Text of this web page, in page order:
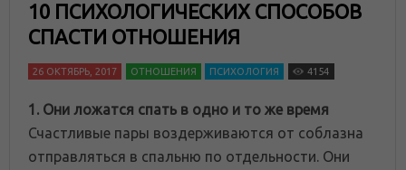
10 ПСИХОЛОГИЧЕСКИХ СПОСОБОВ
СПАСТИ ОТНОШЕНИЯ
26 ОКТЯБРЬ, 2017 ОТНОШЕНИЯ ПСИХОЛОГИЯ 4154
1. Они ложатся спать в одно и то же время
Счастливые пары воздерживаются от соблазна
отправляться в спальню по отдельности. Они